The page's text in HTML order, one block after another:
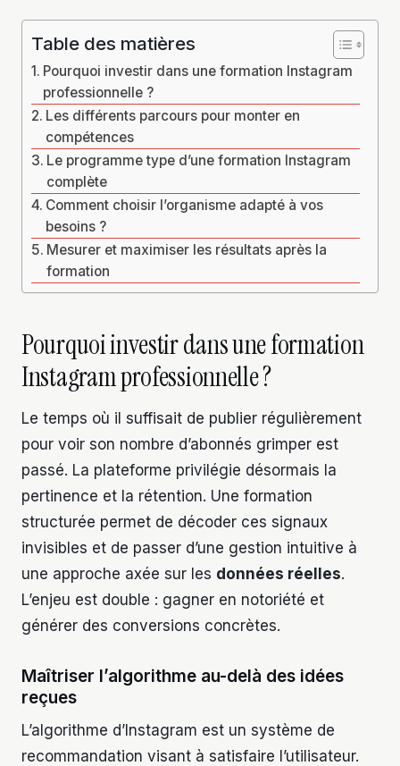
Table des matières
Pourquoi investir dans une formation Instagram
professionnelle ?
Les différents parcours pour monter en
compétences
Le programme type d’une formation Instagram
complète
Comment choisir l’organisme adapté à vos
besoins ?
Mesurer et maximiser les résultats après la
formation
Pourquoi investir dans une formation
Instagram professionnelle ?
Le temps où il suffisait de publier régulièrement
pour voir son nombre d’abonnés grimper est
passé. La plateforme privilégie désormais la
pertinence et la rétention. Une formation
structurée permet de décoder ces signaux
invisibles et de passer d’une gestion intuitive à
une approche axée sur les données réelles.
L’enjeu est double : gagner en notoriété et
générer des conversions concrètes.
Maîtriser l’algorithme au-delà des idées
reçues
L’algorithme d’Instagram est un système de
recommandation visant à satisfaire l’utilisateur.